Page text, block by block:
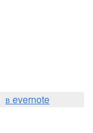
в evernote